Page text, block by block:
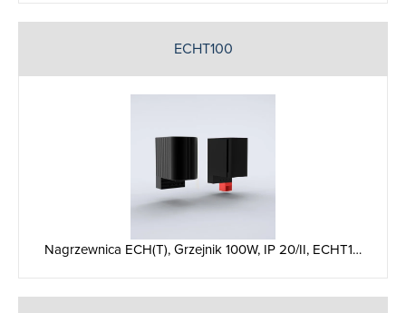
ECHT100
Nagrzewnica ECH(T), Grzejnik 100W, IP 20/II, ECHT1…